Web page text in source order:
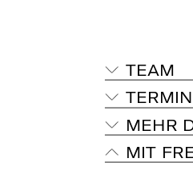
TEAM
MEHR
MIT